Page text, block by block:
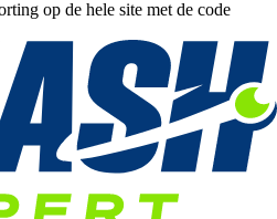
op de hele site met de code